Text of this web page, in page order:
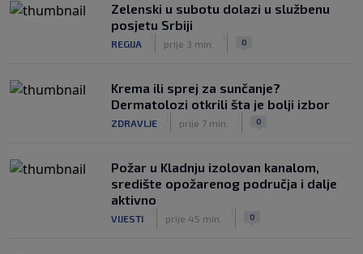
Zelenski u subotu dolazi u službenu
posjetu Srbiji
REGIJA prije 3 min. 0
Krema ili sprej za sunčanje?
Dermatolozi otkrili šta je bolji izbor
ZDRAVLJE prije 7 min. 0
Požar u Kladnju izolovan kanalom,
središte opožarenog područja i dalje
aktivno
VIJESTI prije 45 min. 0